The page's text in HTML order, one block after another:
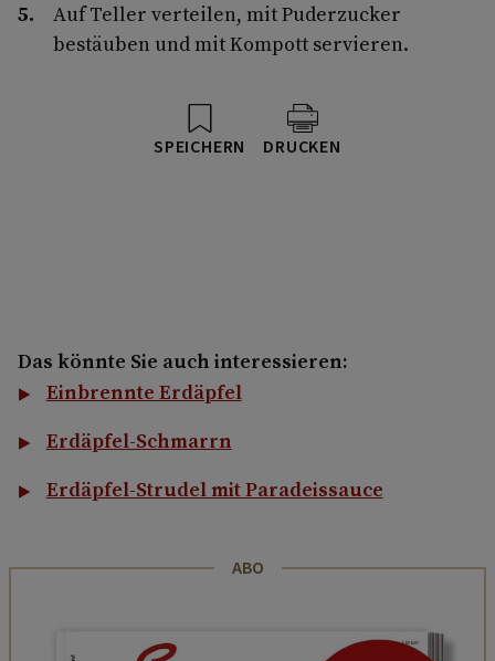
Auf Teller verteilen, mit Puderzucker
bestäuben und mit Kompott servieren.
SPEICHERN DRUCKEN
Das könnte Sie auch interessieren:
Einbrennte Erdäpfel
Erdäpfel-Schmarrn
Erdäpfel-Strudel mit Paradeissauce
ABO